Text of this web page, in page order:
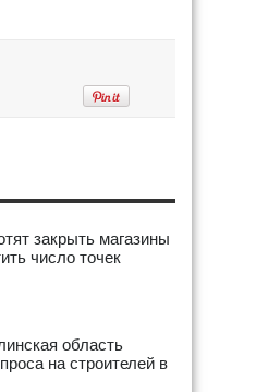
закрыть магазины
число точек
область
на строителей в